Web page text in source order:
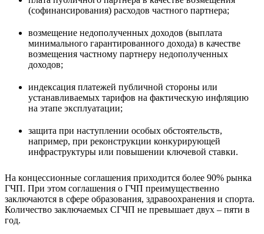
(софинансирования) расходов частного партнера;
возмещение недополученных доходов (выплата
минимального гарантированного дохода) в качестве
возмещения частному партнеру недополученных
доходов;
индексация платежей публичной стороны или
устанавливаемых тарифов на фактическую инфляцию
на этапе эксплуатации;
защита при наступлении особых обстоятельств,
например, при реконструкции конкурирующей
инфраструктуры или повышении ключевой ставки.
На концессионные соглашения приходится более 90% рынка
ГЧП. При этом соглашения о ГЧП преимущественно
заключаются в сфере образования, здравоохранения и спорта.
Количество заключаемых СГЧП не превышает двух – пяти в
год.